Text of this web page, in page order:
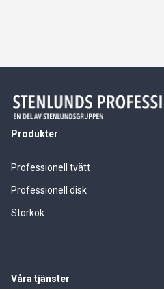
Produkter
Professionell tvätt
Professionell disk
Storkök
Våra tjänster